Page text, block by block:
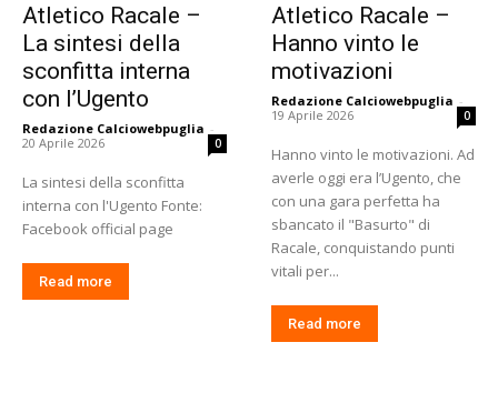
Atletico Racale –
La sintesi della
sconfitta interna
con l’Ugento
Redazione Calciowebpuglia -
20 Aprile 2026
0
La sintesi della sconfitta
interna con l'Ugento Fonte:
Facebook official page
Read more
Atletico Racale –
Hanno vinto le
motivazioni
Redazione Calciowebpuglia -
19 Aprile 2026
0
Hanno vinto le motivazioni. Ad
averle oggi era l’Ugento, che
con una gara perfetta ha
sbancato il "Basurto" di
Racale, conquistando punti
vitali per...
Read more